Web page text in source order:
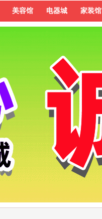
美容馆 电器城 家装馆